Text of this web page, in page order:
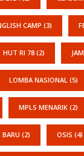
CAMP (3)
HUT RI 78 (2)
LOMBA NASIONAL (5)
MPLS MENARIK (2)
(2) OSIS (4)